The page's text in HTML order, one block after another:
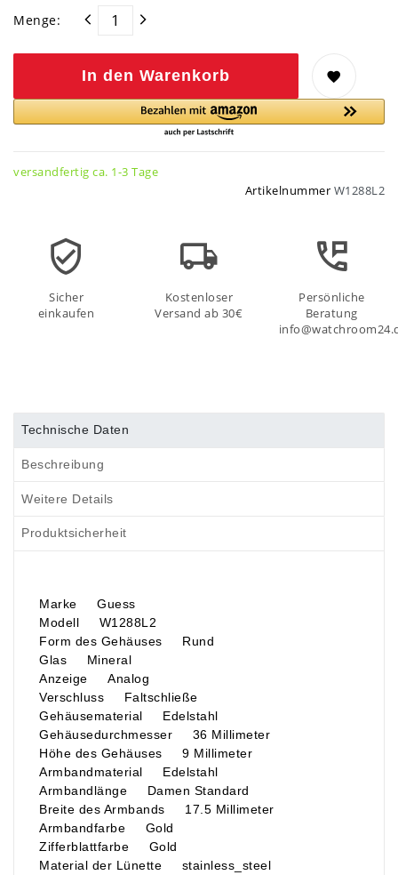
Menge:
In den Warenkorb
versandfertig ca. 1-3 Tage
Artikelnummer W1288L2
Sicher
einkaufen
Kostenloser
Versand ab 30€
Persönliche
Beratung
Technische Daten
Beschreibung
Weitere Details
Produktsicherheit
Marke Guess
Modell W1288L2
Form des Gehäuses Rund
Glas Mineral
Anzeige Analog
Verschluss Faltschließe
Gehäusematerial Edelstahl
Gehäusedurchmesser 36 Millimeter
Höhe des Gehäuses 9 Millimeter
Armbandmaterial Edelstahl
Armbandlänge Damen Standard
Breite des Armbands 17.5 Millimeter
Armbandfarbe Gold
Zifferblattfarbe Gold
Material der Lünette stainless_steel